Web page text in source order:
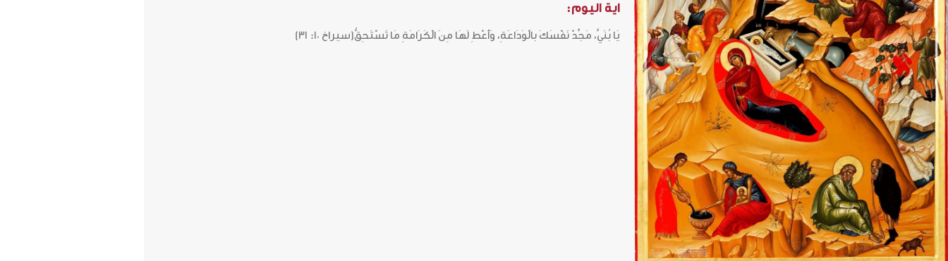
اية اليوم:
يَا بُنَيَّ، مَجِّدْ نَفْسَكَ بالْوَدَاعَةِ، وَأَعْطِ لَهَا مِنَ الْكَرَامَةِ مَا تَسْتَحِقُّ(سيراخ 10: 31)